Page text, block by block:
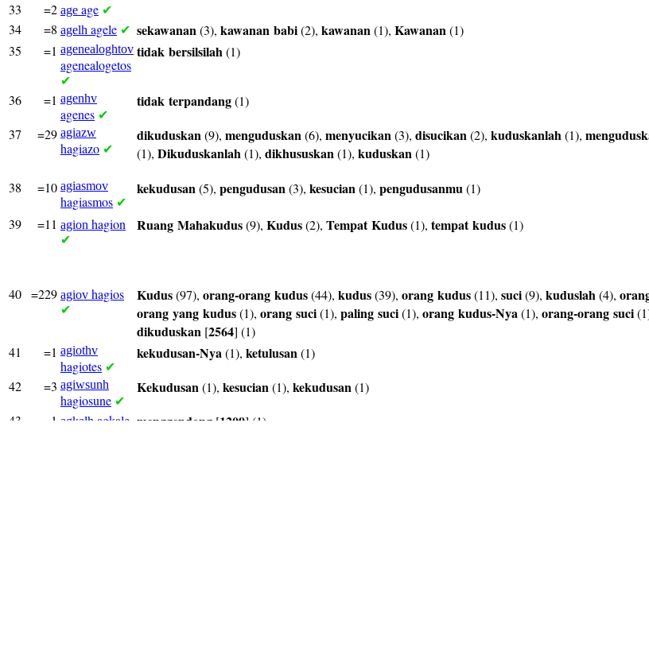
33 =2 age age ✔
34
=8 agelh agele ✔ sekawanan(3), kawanan babi(2), kawanan(1), Kawanan(1)
35
=1 agenealoghtov
agenealogetos
✔
tidak bersilsilah(1)
36
=1 agenhv
agenes ✔
tidak terpandang(1)
37 =29 agiazw
hagiazo ✔
dikuduskan(9), menguduskan(6), menyucikan(3), disucikan(2), kuduskanlah(1),
(1), Dikuduskanlah(1), dikhususkan(1), kuduskan(1)
38
=10 agiasmov
hagiasmos ✔
kekudusan(5), pengudusan(3), kesucian(1), pengudusanmu(1)
39
=11 agion hagion
✔
Ruang Mahakudus(9), Kudus(2), Tempat Kudus(1), tempat kudus(1)
40 =229 agiov hagios
✔
Kudus(97), orang-orang kudus(44), kudus(39), orang kudus(11), suci(9), kuduslah(4),
orang yang kudus(1), orang suci(1), paling suci(1), orang kudus-Nya(1), orang-orang suci
dikuduskan [2564] (1)
41
=1 agiothv
hagiotes ✔
kekudusan-Nya(1), ketulusan(1)
42 =3 agiwsunh
hagiosune ✔
Kekudusan(1), kesucian(1), kekudusan(1)
43 =1 agkalh agkale menggendong [1209] (1)